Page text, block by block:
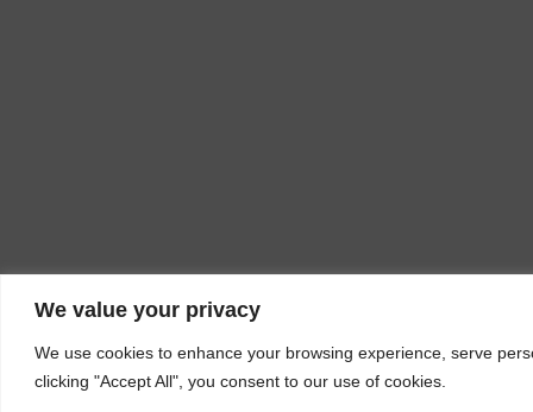
We value your privacy
We use cookies to enhance your browsing experience, serve
clicking "Accept All", you consent to our use of cookies.